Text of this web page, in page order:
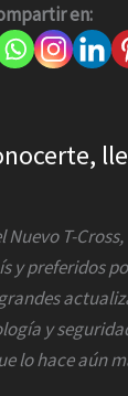
en:
T-Cross,
y preferidos
y
lo hace aún